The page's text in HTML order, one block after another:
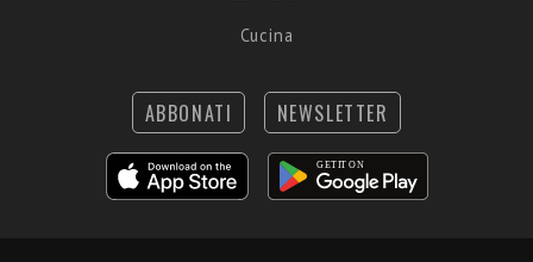
Cucina
ABBONATI NEWSLETTER